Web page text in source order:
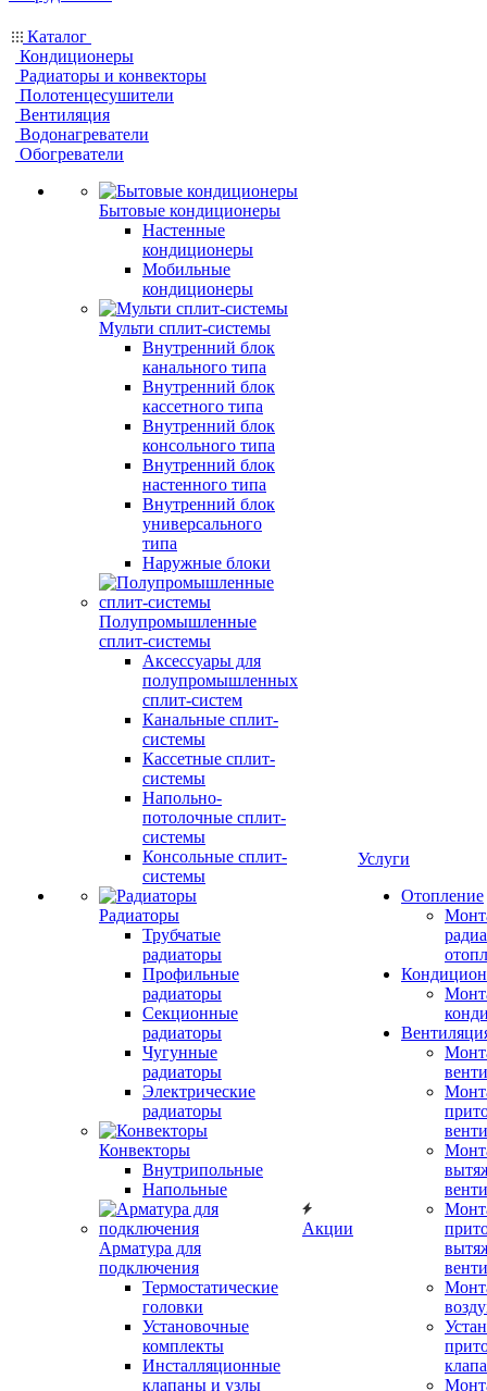
Каталог
Кондиционеры
Радиаторы и конвекторы
Полотенцесушители
Вентиляция
Водонагреватели
Обогреватели
Бытовые кондиционеры
Настенные
кондиционеры
Мобильные
кондиционеры
Мульти сплит-системы
Внутренний блок
канального типа
Внутренний блок
кассетного типа
Внутренний блок
консольного типа
Внутренний блок
настенного типа
Внутренний блок
универсального
типа
Наружные блоки
Полупромышленные
сплит-системы
Аксессуары для
полупромышленных
сплит-систем
Канальные сплит-
системы
Кассетные сплит-
системы
Напольно-
потолочные сплит-
системы
Консольные сплит-
системы
Радиаторы
Трубчатые
радиаторы
Профильные
радиаторы
Секционные
радиаторы
Чугунные
радиаторы
Электрические
радиаторы
Конвекторы
Внутрипольные
Напольные
Арматура для
подключения
Термостатические
головки
Установочные
комплекты
Инсталляционные
клапаны и узлы
Акции
Услуги
Отопление